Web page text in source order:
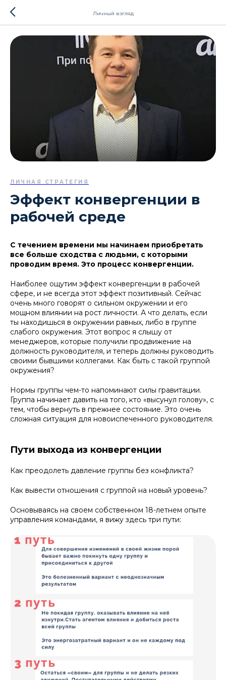
Личный взгляд
ЛИЧНАЯ СТРАТЕГИЯ
Эффект конвергенции в
рабочей среде
С течением времени мы начинаем приобретать
все больше сходства с людьми, с которыми
проводим время. Это процесс конвергенции.
Наиболее ощутим эффект конвергенции в рабочей
сфере, и не всегда этот эффект позитивный. Сейчас
очень много говорят о сильном окружении и его
мощном влиянии на рост личности. А что делать, если
ты находишься в окружении равных, либо в группе
слабого окружения. Этот вопрос я слышу от
менеджеров, которые получили продвижение на
должность руководителя, и теперь должны руководить
своими бывшими коллегами. Как быть с такой группой
окружения?
Нормы группы чем-то напоминают силы гравитации.
Группа начинает давить на того, кто «высунул голову», с
тем, чтобы вернуть в прежнее состояние. Это очень
сложная ситуация для новоиспеченного руководителя.
Пути выхода из конвергенции
Как преодолеть давление группы без конфликта?
Как вывести отношения с группой на новый уровень?
Основываясь на своем собственном 18-летнем опыте
управления командами, я вижу здесь три пути: